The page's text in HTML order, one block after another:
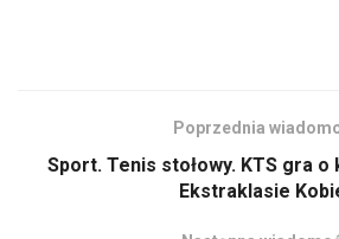
Poprzednia
Sport. Tenis stołowy. KTS gra
Ekstraklasie